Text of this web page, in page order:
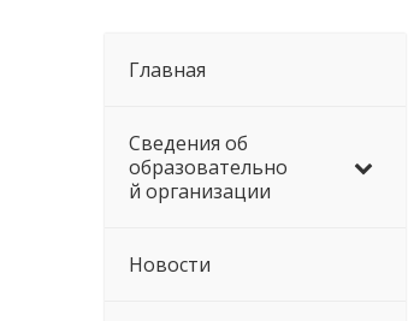
Главная
Сведения об
образовательно
й организации
Новости